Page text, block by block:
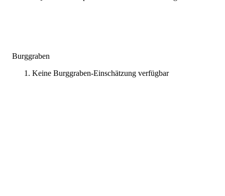
Burggraben
Keine Burggraben-Einschätzung verfügbar